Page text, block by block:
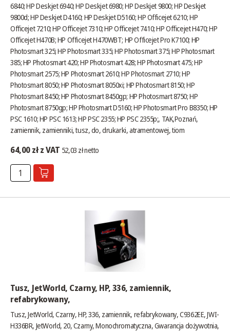
6840; HP Deskjet 6940; HP Deskjet 6980; HP Deskjet 9800; HP Deskjet
9800d; HP Deskjet D4160; HP Deskjet D5160; HP Officejet 6210; HP
Officejet 7210; HP Officejet 7310; HP Officejet 7410; HP Officejet H470; HP
Officejet H470B; HP Officejet H470WBT; HP Officejet Pro K7100; HP
Photosmart 325; HP Photosmart 335; HP Photosmart 375; HP Photosmart
385; HP Photosmart 420; HP Photosmart 428; HP Photosmart 475; HP
Photosmart 2575; HP Photosmart 2610; HP Photosmart 2710; HP
Photosmart 8050; HP Photosmart 8050xi; HP Photosmart 8150; HP
Photosmart 8450; HP Photosmart 8450gp; HP Photosmart 8750; HP
Photosmart 8750gp; HP Photosmart D5160; HP Photosmart Pro B8350; HP
PSC 1610; HP PSC 1613; HP PSC 2355; HP PSC 2355p;, TAK,Poznań,
zamiennik, zamienniki, tusz, do, drukarki, atramentowej, tiom
64,00 zł z VAT 52,03 zł netto
Tusz, JetWorld, Czarny, HP, 336, zamiennik,
refabrykowany,
Tusz, JetWorld, Czarny, HP, 336, zamiennik, refabrykowany, C9362EE, JWI-
H336BR, JetWorld, 20, Czarny, Monochromatyczna, Gwarancja dożywotnia,